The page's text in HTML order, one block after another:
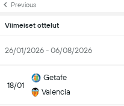
Previous
Viimeiset ottelut
26/01/2026 - 06/08/2026
18/01
Getafe
Valencia